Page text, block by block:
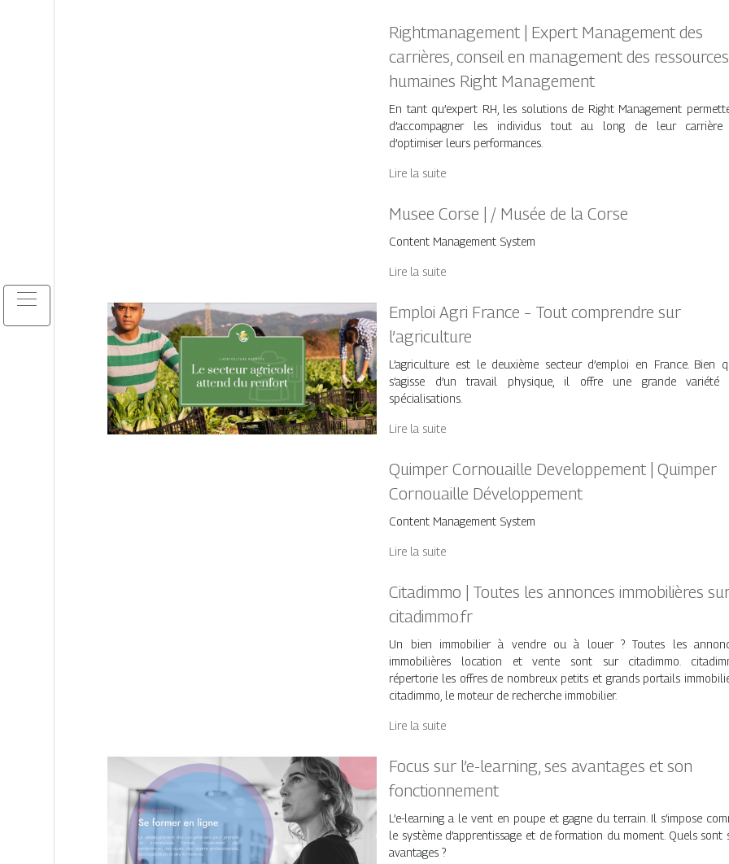
Rightmanagement | Expert Management des
carrières, conseil en management des ressources
humaines Right Management
En tant qu’expert RH, les solutions de Right Management
d’accompagner les individus tout au long de leur
d’optimiser leurs performances.
Lire la suite
Musee Corse | / Musée de la Corse
Content Management System
Lire la suite
Emploi Agri France – Tout comprendre sur
l’agriculture
L’agriculture est le deuxième secteur d’emploi en France. Bien
s’agisse d’un travail physique, il offre une grande variété
spécialisations.
Lire la suite
Quimper Cornouaille Developpement | Quimper
Cornouaille Dévelop­pe­ment
Content Management System
Lire la suite
Citadimmo | Toutes les annonces im­mobi­lières
citadimmo.fr
Un bien immobilier à vendre ou à louer ? Toutes les
immobilières location et vente sont sur citadimmo.
répertorie les offres de nombreux petits et grands portails
citadimmo, le moteur de recherche immobilier.
Lire la suite
Focus sur l’e-learning, ses avantages et son
fonctionnement
L’e-learning a le vent en poupe et gagne du terrain. Il s’impose
le système d’apprentissage et de formation du moment. Quels sont
avantages ?